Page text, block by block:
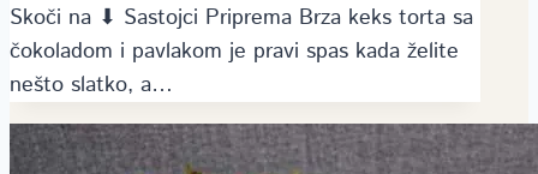
Skoči na ⬇ Sastojci Priprema Brza keks torta sa
čokoladom i pavlakom je pravi spas kada želite
nešto slatko, a…